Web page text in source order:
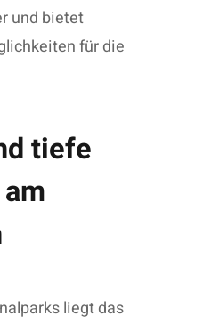
und bietet
für die
tiefe
liegt das